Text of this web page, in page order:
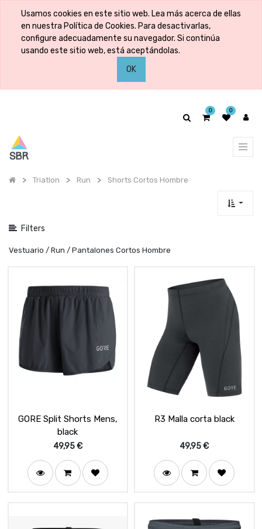
Usamos cookies en este sitio web. Lea más acerca de ellas
en nuestra Política de Cookies. Para desactivarlas,
configure adecuadamente su navegador. Si continúa
usando este sitio web, está aceptándolas.
OK
0 0
Triatlon Run Shorts Cortos Hombre
Filters
Mostrar
categorías
Vestuario / Run / Pantalones Cortos Hombre
GORE Split Shorts Mens,
black
49,95€
R3 Malla corta black
49,95€